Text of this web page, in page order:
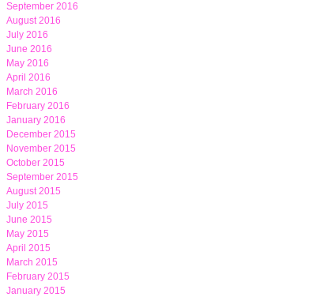
September 2016
August 2016
July 2016
June 2016
May 2016
April 2016
March 2016
February 2016
January 2016
December 2015
November 2015
October 2015
September 2015
August 2015
July 2015
June 2015
May 2015
April 2015
March 2015
February 2015
January 2015